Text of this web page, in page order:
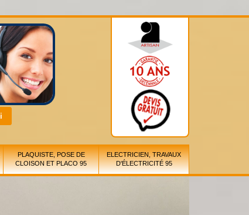
PLAQUISTE, POSE DE
CLOISON ET PLACO 95
ELECTRICIEN, TRAVAUX
D'ÉLECTRICITÉ 95